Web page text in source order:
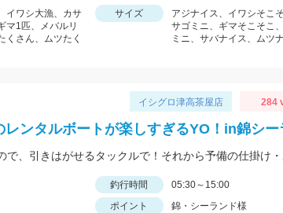
イワシ大漁、カサ
マ1匹、メバルリ
くさん、ムツたく
サイズ
アジナイス、イワシそこ
サゴミニ、ギマそこそこ
ミニ、サバナイス、ムツ
イシグロ津高茶屋店 284
レンタルボートが楽しすぎるYO！in錦シー
釣行時間
05:30～15:00
ポイント
錦・シーランド様